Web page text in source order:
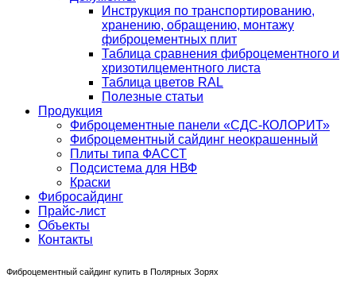
Инструкция по транспортированию,
хранению, обращению, монтажу
фиброцементных плит
Таблица сравнения фиброцементного и
хризотилцементного листа
Таблица цветов RAL
Полезные статьи
Продукция
Фиброцементные панели «СДС-КОЛОРИТ»
Фиброцементный сайдинг неокрашенный
Плиты типа ФАССТ
Подсистема для НВФ
Краски
Фибросайдинг
Прайс-лист
Объекты
Контакты
Фиброцементный сайдинг купить в Полярных Зорях